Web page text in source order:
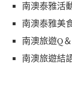
南澳泰雅活
南澳泰雅美
南澳旅遊Q
南澳旅遊結